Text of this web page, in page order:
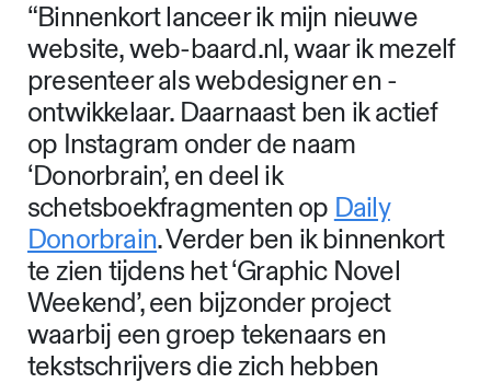
“Binnenkort lanceer ik mijn nieuwe
website, web-baard.nl, waar ik mezelf
presenteer als webdesigner en -
ontwikkelaar. Daarnaast ben ik actief
op Instagram onder de naam
‘Donorbrain’, en deel ik
schetsboekfragmenten op Daily
Donorbrain. Verder ben ik binnenkort
te zien tijdens het ‘Graphic Novel
Weekend’, een bijzonder project
waarbij een groep tekenaars en
tekstschrijvers die zich hebben